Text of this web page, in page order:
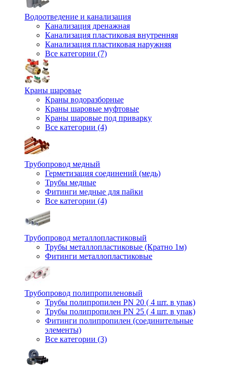
Водоотведение и канализация
Канализация дренажная
Канализация пластиковая внутренняя
Канализация пластиковая наружняя
Все категории (7)
Краны шаровые
Краны водоразборные
Краны шаровые муфтовые
Краны шаровые под приварку
Все категории (4)
Трубопровод медный
Герметизация соединений (медь)
Трубы медные
Фитинги медные для пайки
Все категории (4)
Трубопровод металлопластиковый
Трубы металлопластиковые (Кратно 1м)
Фитинги металлопластиковые
Трубопровод полипропиленовый
Трубы полипропилен PN 20 ( 4 шт. в упак)
Трубы полипропилен PN 25 ( 4 шт. в упак)
Фитинги полипропилен (cоединительные
элементы)
Все категории (3)